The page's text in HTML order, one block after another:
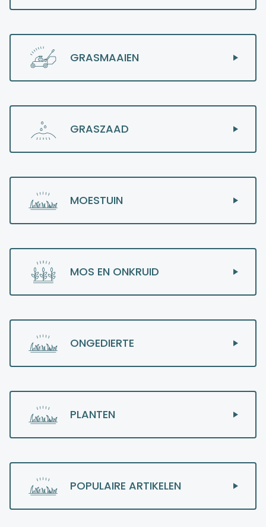
GRASMAAIEN
GRASZAAD
MOESTUIN
MOS EN ONKRUID
ONGEDIERTE
PLANTEN
POPULAIRE ARTIKELEN